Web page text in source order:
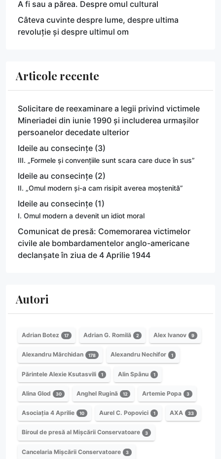
A fi sau a părea. Despre omul cultural
Câteva cuvinte despre lume, despre ultima
revoluție și despre ultimul om
Articole recente
Solicitare de reexaminare a legii privind victimele
Mineriadei din iunie 1990 și includerea urmașilor
persoanelor decedate ulterior
Ideile au consecințe (3)
III. „Formele și convențiile sunt scara care duce în sus”
Ideile au consecințe (2)
II. „Omul modern și-a cam risipit averea moștenită”
Ideile au consecințe (1)
I. Omul modern a devenit un idiot moral
Comunicat de presă: Comemorarea victimelor
civile ale bombardamentelor anglo-americane
declanșate în ziua de 4 Aprilie 1944
Autori
Adrian Botez 17 Adrian G. Romilă 2 Alex Ivanov 9
Alexandru Mărchidan 178 Alexandru Nechifor 1
Părintele Alexie Ksutasvili 1 Alin Spânu 1
Alina Glod 30 Anghel Rugină 12 Artemie Popa 3
Asociația 4 Aprilie 10 Aurel C. Popovici 1 AXA 33
Biroul de presă al Mișcării Conservatoare 3
Cancelaria Mișcării Conservatoare 3